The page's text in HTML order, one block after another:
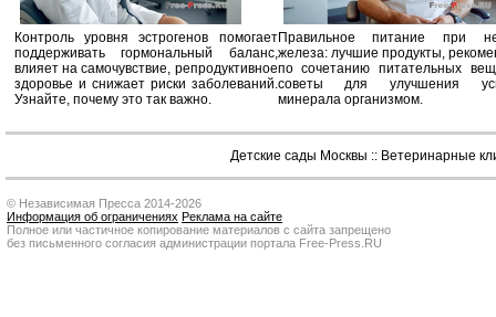
Контроль уровня эстрогенов помогает
поддерживать гормональный баланс,
влияет на самочувствие, репродуктивное
здоровье и снижает риски заболеваний.
Узнайте, почему это так важно.
Правильное питание при
железа: лучшие продукты,
по сочетанию питательных
советы для улучшения
минерала организмом.
Детские сады Москвы :: Ветеринарные
© Независимая Пресса 2014-2026
Информация об ограничениях Реклама на сайте
Полное или частичное копирование материалов с сайта запрещено
без письменного согласия администрации портала Free-Press.RU